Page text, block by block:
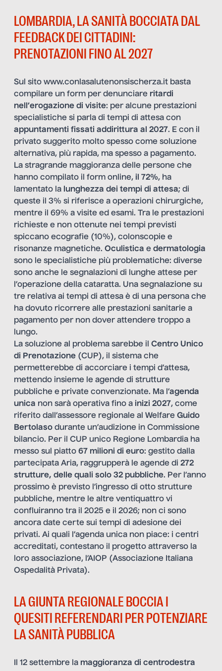
LOMBARDIA, LA SANITÀ BOCCIATA DAL
FEEDBACK DEI CITTADINI:
PRENOTAZIONI FINO AL 2027
Sul sito www.conlasalutenonsischerza.it basta
compilare un form per denunciare ritardi
nell’erogazione di visite: per alcune prestazioni
specialistiche si parla di tempi di attesa con
appuntamenti fissati addirittura al 2027. E con il
privato suggerito molto spesso come soluzione
alternativa, più rapida, ma spesso a pagamento.
La stragrande maggioranza delle persone che
hanno compilato il form online, il 72%, ha
lamentato la lunghezza dei tempi di attesa; di
queste il 3% si riferisce a operazioni chirurgiche,
mentre il 69% a visite ed esami. Tra le prestazioni
richieste e non ottenute nei tempi previsti
spiccano ecografie (10%), colonscopie e
risonanze magnetiche. Oculistica e dermatologia
sono le specialistiche più problematiche: diverse
sono anche le segnalazioni di lunghe attese per
l’operazione della cataratta. Una segnalazione su
tre relativa ai tempi di attesa è di una persona che
ha dovuto ricorrere alle prestazioni sanitarie a
pagamento per non dover attendere troppo a
lungo.
La soluzione al problema sarebbe il Centro Unico
di Prenotazione (CUP), il sistema che
permetterebbe di accorciare i tempi d’attesa,
mettendo insieme le agende di strutture
pubbliche e private convenzionate. Ma l’agenda
unica non sarà operativa fino a inizi 2027, come
riferito dall’assessore regionale al Welfare Guido
Bertolaso durante un’audizione in Commissione
bilancio. Per il CUP unico Regione Lombardia ha
messo sul piatto 67 milioni di euro: gestito dalla
partecipata Aria, raggrupperà le agende di 272
strutture, delle quali solo 32 pubbliche. Per l’anno
prossimo è previsto l’ingresso di otto strutture
pubbliche, mentre le altre ventiquattro vi
confluiranno tra il 2025 e il 2026; non ci sono
ancora date certe sui tempi di adesione dei
privati. Ai quali l’agenda unica non piace: i centri
accreditati, contestano il progetto attraverso la
loro associazione, l’AIOP (Associazione Italiana
Ospedalità Privata).
LA GIUNTA REGIONALE BOCCIA I
QUESITI REFERENDARI PER POTENZIARE
LA SANITÀ PUBBLICA
Il 12 settembre la maggioranza di centrodestra